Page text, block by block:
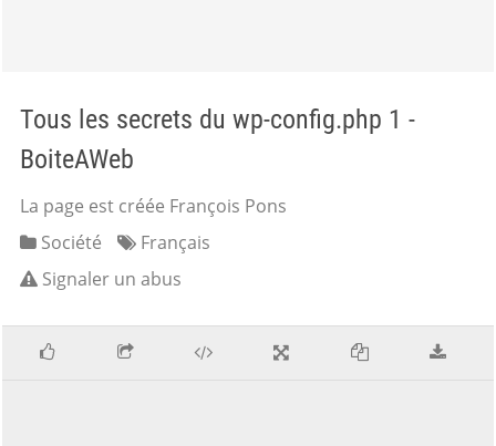
Tous les secrets du wp-config.php 1 -
BoiteAWeb
La page est créée François Pons
Société
Français
Signaler un abus